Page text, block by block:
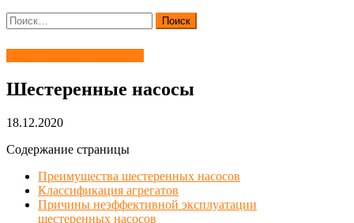
Найти:
Шестеренные насосы
18.12.2020
Содержание страницы
Преимущества шестеренных насосов
Классификация агрегатов
Причины неэффективной эксплуатации
шестеренных насосов